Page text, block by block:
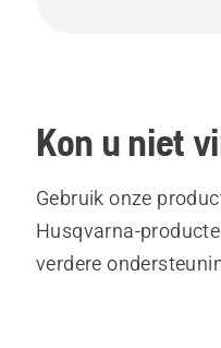
Kon u niet
Gebruik onze
Husqvarna-
verdere